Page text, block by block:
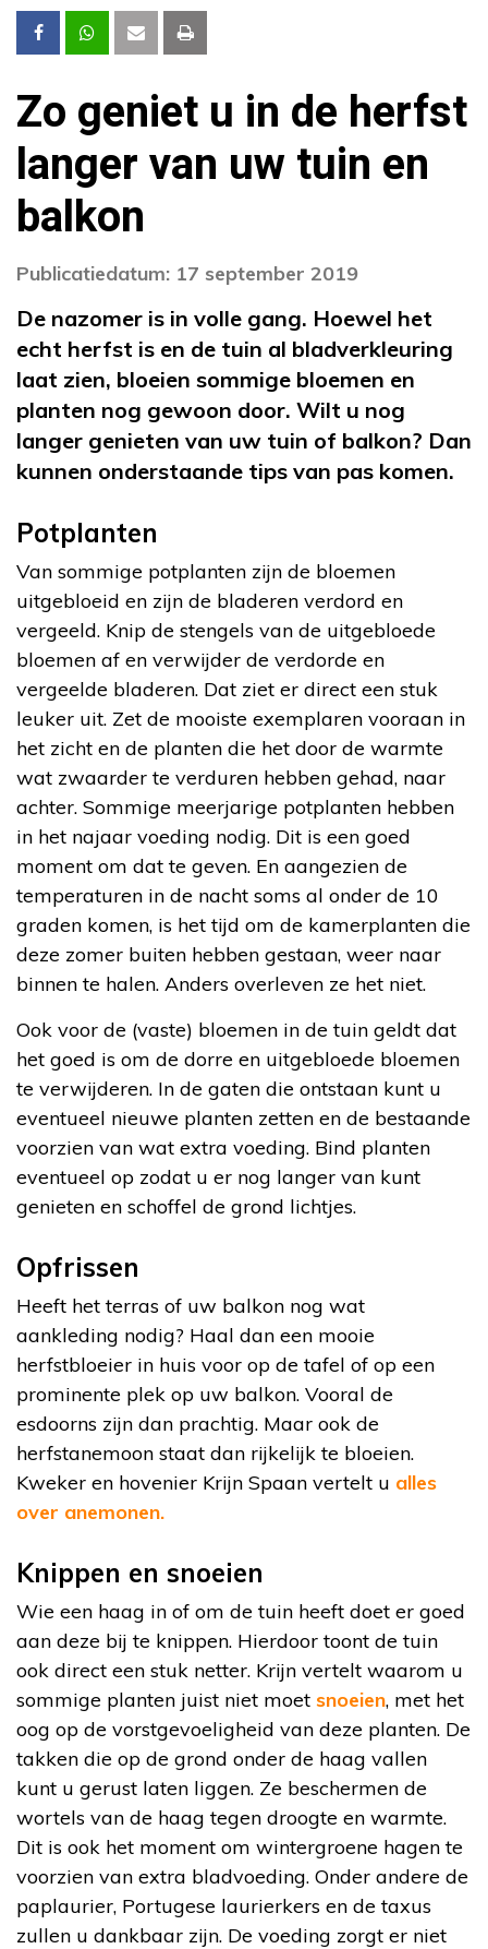
Zo geniet u in de herfst
langer van uw tuin en
balkon
Publicatiedatum: 17 september 2019
De nazomer is in volle gang. Hoewel het
echt herfst is en de tuin al bladverkleuring
laat zien, bloeien sommige bloemen en
planten nog gewoon door. Wilt u nog
langer genieten van uw tuin of balkon? Dan
kunnen onderstaande tips van pas komen.
Potplanten
Van sommige potplanten zijn de bloemen
uitgebloeid en zijn de bladeren verdord en
vergeeld. Knip de stengels van de uitgebloede
bloemen af en verwijder de verdorde en
vergeelde bladeren. Dat ziet er direct een stuk
leuker uit. Zet de mooiste exemplaren vooraan in
het zicht en de planten die het door de warmte
wat zwaarder te verduren hebben gehad, naar
achter. Sommige meerjarige potplanten hebben
in het najaar voeding nodig. Dit is een goed
moment om dat te geven. En aangezien de
temperaturen in de nacht soms al onder de 10
graden komen, is het tijd om de kamerplanten die
deze zomer buiten hebben gestaan, weer naar
binnen te halen. Anders overleven ze het niet.
Ook voor de (vaste) bloemen in de tuin geldt dat
het goed is om de dorre en uitgebloede bloemen
te verwijderen. In de gaten die ontstaan kunt u
eventueel nieuwe planten zetten en de bestaande
voorzien van wat extra voeding. Bind planten
eventueel op zodat u er nog langer van kunt
genieten en schoffel de grond lichtjes.
Opfrissen
Heeft het terras of uw balkon nog wat
aankleding nodig? Haal dan een mooie
herfstbloeier in huis voor op de tafel of op een
prominente plek op uw balkon. Vooral de
esdoorns zijn dan prachtig. Maar ook de
herfstanemoon staat dan rijkelijk te bloeien.
Kweker en hovenier Krijn Spaan vertelt u alles
over anemonen.
Knippen en snoeien
Wie een haag in of om de tuin heeft doet er goed
aan deze bij te knippen. Hierdoor toont de tuin
ook direct een stuk netter. Krijn vertelt waarom u
sommige planten juist niet moet snoeien, met het
oog op de vorstgevoeligheid van deze planten. De
takken die op de grond onder de haag vallen
kunt u gerust laten liggen. Ze beschermen de
wortels van de haag tegen droogte en warmte.
Dit is ook het moment om wintergroene hagen te
voorzien van extra bladvoeding. Onder andere de
paplaurier, Portugese laurierkers en de taxus
zullen u dankbaar zijn. De voeding zorgt er niet